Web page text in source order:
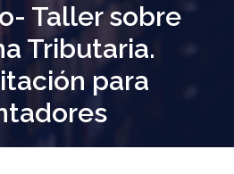
Taller sobre
Tributaria.
para